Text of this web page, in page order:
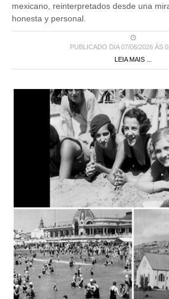
mexicano, reinterpretados desde una
honesta y personal.
PUBLICADO DIA 07/08/2026 ÀS
LEIA MAIS ...